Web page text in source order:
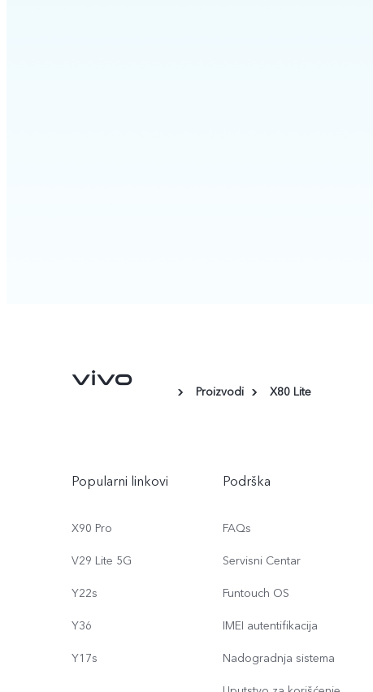
Proizvodi X80 Lite
Popularni linkovi
X90 Pro
V29 Lite 5G
Y22s
Y36
Y17s
Podrška
FAQs
Servisni Centar
Funtouch OS
IMEI autentifikacija
Nadogradnja sistema